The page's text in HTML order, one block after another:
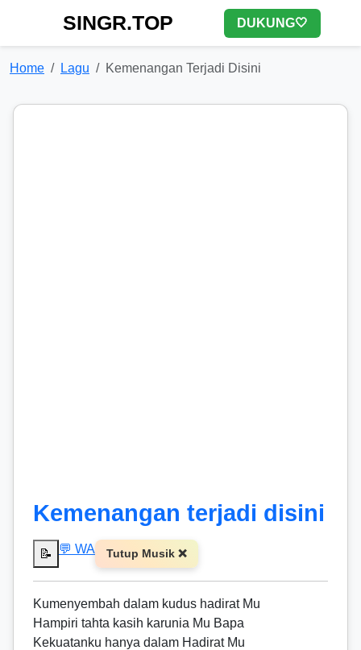
SINGR.TOP DUKUNG🤍
Home Lagu Kemenangan Terjadi Disini
Kemenangan terjadi disini
📝 💬 WA Tutup Musik ❌
Kumenyembah dalam kudus hadirat Mu
Hampiri tahta kasih karunia Mu Bapa
Kekuatanku hanya dalam Hadirat Mu